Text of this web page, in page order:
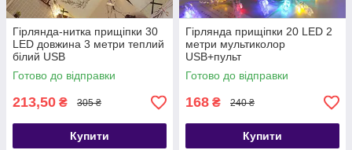
Гірлянда-нитка прищіпки 30
LED довжина 3 метри теплий
білий USB
Готово до відправки
213,50 ₴ 305 ₴
Купити
Гірлянда прищіпки 20 LED 2
метри мультиколор
USB+пульт
Готово до відправки
168 ₴ 240 ₴
Купити